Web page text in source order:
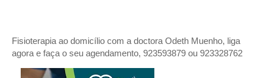
Fisioterapia ao domicílio com a doctora Odeth Muenho, liga
agora e faça o seu agendamento, 923593879 ou 923328762